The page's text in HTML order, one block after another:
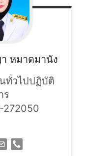
หมาดมานัง
ทั่วไปปฏิบัติ
ร
272050